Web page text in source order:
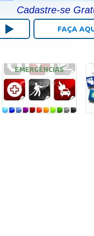
Cadastre-se
FAÇA
EMERGÊNCIAS